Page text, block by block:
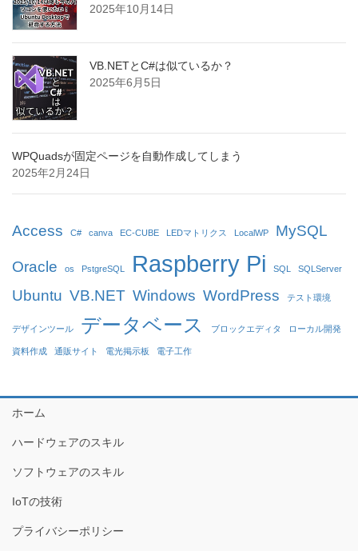
2025年10月14日
VB.NETとC#は似ているか？
2025年6月5日
WPQuadsが固定ページを自動作成してしまう
2025年2月24日
Access C# canva EC-CUBE LEDマトリクス LocalWP MySQL
Oracle os PstgreSQL Raspberry Pi SQL SQLServer
Ubuntu VB.NET Windows WordPress テスト環境
デザインツール データベース ブロックエディタ ローカル開発
資料作成 通販サイト 電光掲示板 電子工作
ホーム
ハードウェアのスキル
ソフトウェアのスキル
IoTの技術
プライバシーポリシー